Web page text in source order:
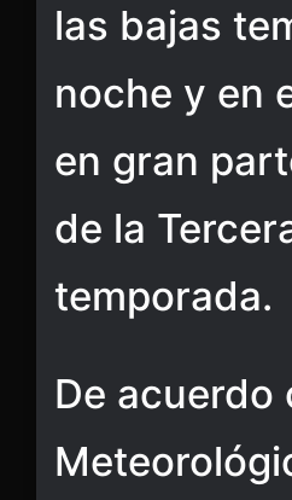
las bajas
noche y en
en gran
de la
temporada.
De